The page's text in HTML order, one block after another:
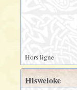
Hors ligne
Hisweloke